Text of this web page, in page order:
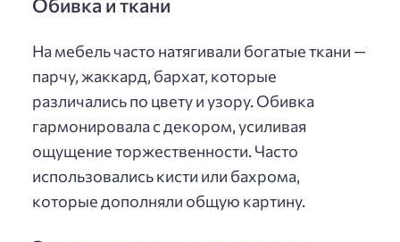
На мебель часто натягивали богатые ткани —
парчу, жаккард, бархат, которые
различались по цвету и узору. Обивка
гармонировала с декором, усиливая
ощущение торжественности. Часто
использовались кисти или бахрома,
которые дополняли общую картину.